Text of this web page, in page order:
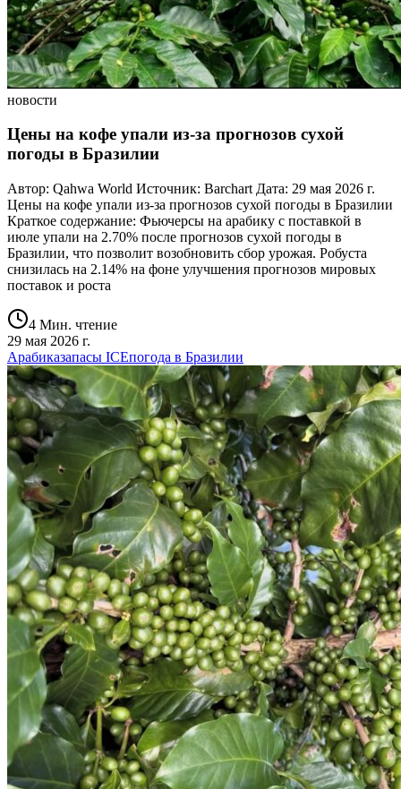
новости
Цены на кофе упали из-за прогнозов сухой
погоды в Бразилии
Автор: Qahwa World Источник: Barchart Дата: 29 мая 2026 г.
Цены на кофе упали из-за прогнозов сухой погоды в Бразилии
Краткое содержание: Фьючерсы на арабику с поставкой в
июле упали на 2.70% после прогнозов сухой погоды в
Бразилии, что позволит возобновить сбор урожая. Робуста
снизилась на 2.14% на фоне улучшения прогнозов мировых
поставок и роста
4 Мин. чтение
29 мая 2026 г.
Арабиказапасы ICEпогода в Бразилии